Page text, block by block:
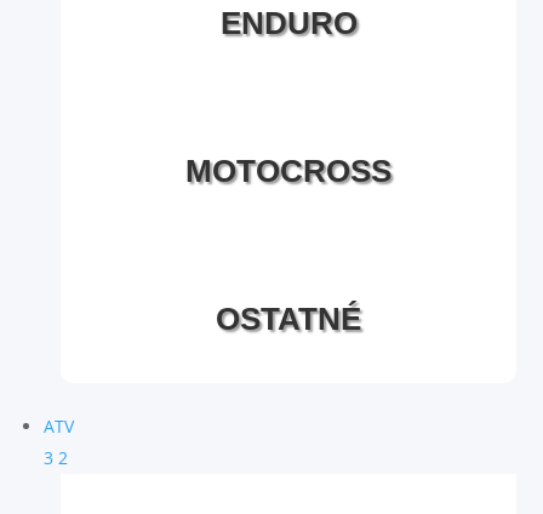
ENDURO
MOTOCROSS
OSTATNÉ
ATV
3 2